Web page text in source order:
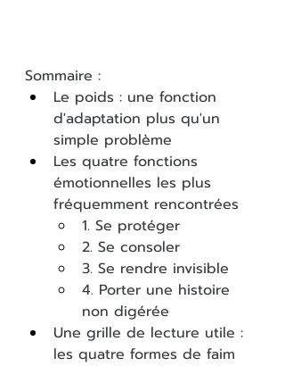
Sommaire :
Le poids : une fonction
d'adaptation plus qu'un
simple problème
Les quatre fonctions
émotionnelles les plus
fréquemment rencontrées
1. Se protéger
2. Se consoler
3. Se rendre invisible
4. Porter une histoire
non digérée
Une grille de lecture utile :
les quatre formes de faim